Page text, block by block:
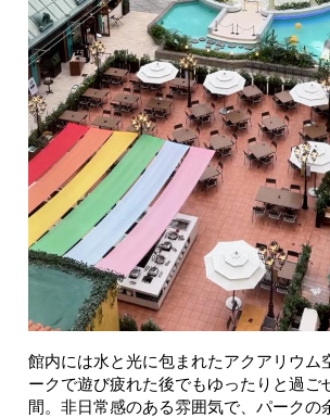
館内には水と光に包まれたアクアリウム
ークで遊び疲れた後でもゆったりと過ご
間。非日常感のある雰囲気で、パークの